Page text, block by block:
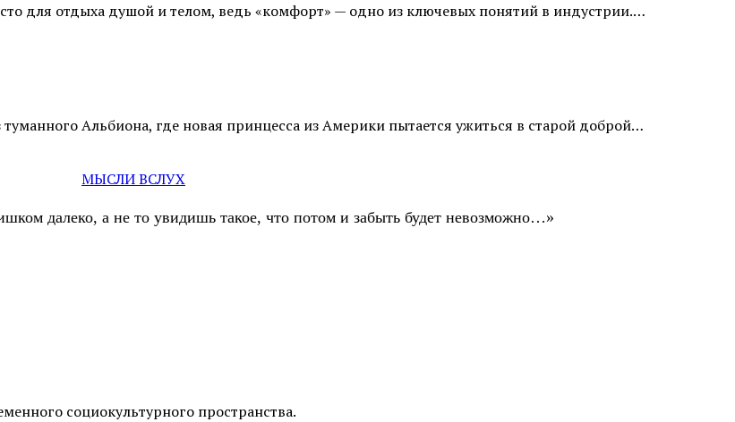
для отдыха душой и телом, ведь «комфорт» — одно из ключевых понятий в индустрии.…
Альбиона, где новая принцесса из Америки пытается ужиться в старой доброй…
МЫСЛИ ВСЛУХ
далеко, а не то увидишь такое, что потом и забыть будет невозможно…»
социокультурного пространства.